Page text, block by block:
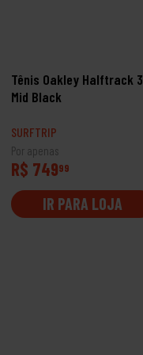
Tênis Oakley Halftrack 3
Mid Black
SURFTRIP
Por apenas
R$ 74999
IR PARA LOJA